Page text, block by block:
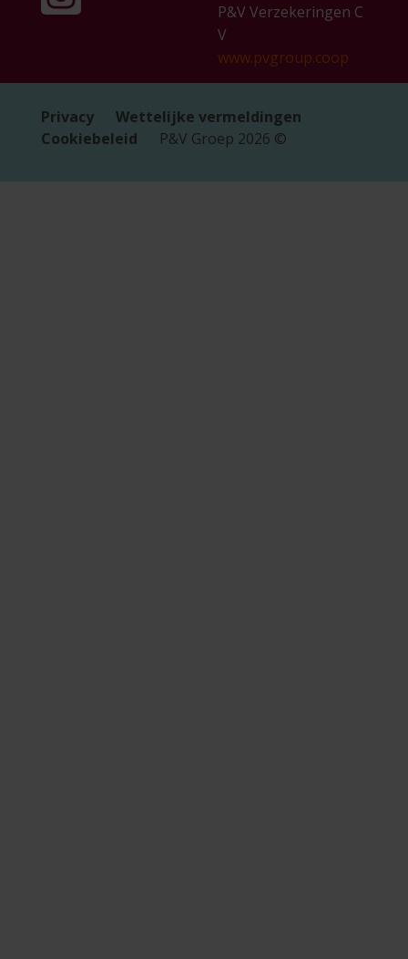
P&V Verzekeringen C
V
www.pvgroup.coop
Privacy
Wettelijke vermeldingen
Cookiebeleid
P&V Groep 2026 ©